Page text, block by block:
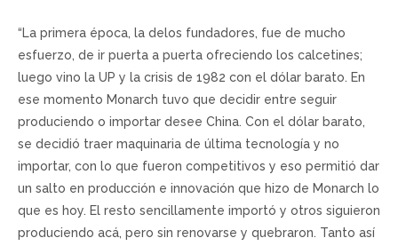
“La primera época, la delos fundadores, fue de mucho
esfuerzo, de ir puerta a puerta ofreciendo los calcetines;
luego vino la UP y la crisis de 1982 con el dólar barato. En
ese momento Monarch tuvo que decidir entre seguir
produciendo o importar desee China. Con el dólar barato,
se decidió traer maquinaria de última tecnología y no
importar, con lo que fueron competitivos y eso permitió dar
un salto en producción e innovación que hizo de Monarch lo
que es hoy. El resto sencillamente importó y otros siguieron
produciendo acá, pero sin renovarse y quebraron. Tanto así